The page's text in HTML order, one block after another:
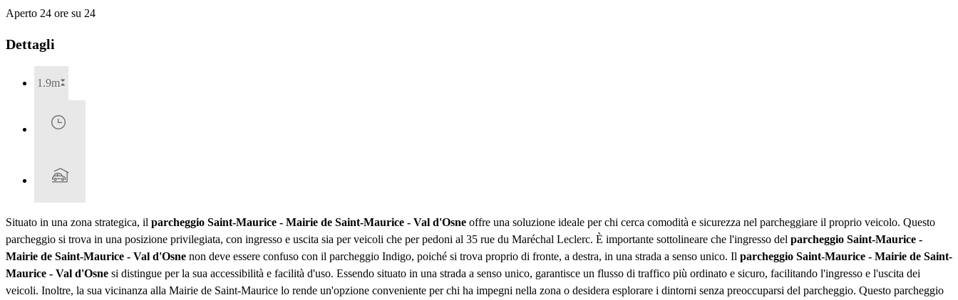
Aperto 24 ore su 24
Dettagli
1.9m
Situato in una zona strategica, il parcheggio Saint-Maurice - Mairie de Saint-Maurice - Val d'Osne offre una soluzione ideale per chi cerca comodità e sicurezza nel parcheggiare il proprio veicolo. Questo
parcheggio si trova in una posizione privilegiata, con ingresso e uscita sia per veicoli che per pedoni al 35 rue du Maréchal Leclerc. È importante sottolineare che l'ingresso del parcheggio Saint-Maurice -
Mairie de Saint-Maurice - Val d'Osne non deve essere confuso con il parcheggio Indigo, poiché si trova proprio di fronte, a destra, in una strada a senso unico. Il parcheggio Saint-Maurice - Mairie de Saint-
Maurice - Val d'Osne si distingue per la sua accessibilità e facilità d'uso. Essendo situato in una strada a senso unico, garantisce un flusso di traffico più ordinato e sicuro, facilitando l'ingresso e l'uscita dei
veicoli. Inoltre, la sua vicinanza alla Mairie de Saint-Maurice lo rende un'opzione conveniente per chi ha impegni nella zona o desidera esplorare i dintorni senza preoccuparsi del parcheggio. Questo parcheggio